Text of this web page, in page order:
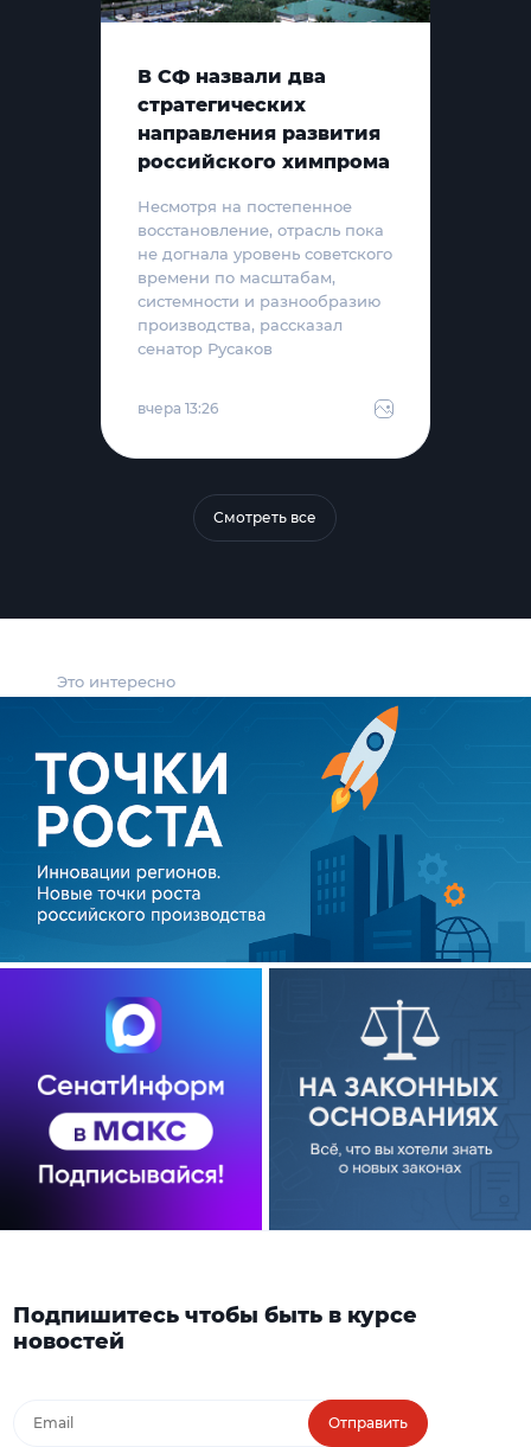
Это интересно
В СФ назвали два
стратегических
направления развития
российского химпрома
Несмотря на постепенное
восстановление, отрасль пока
не догнала уровень советского
времени по масштабам,
системности и разнообразию
производства, рассказал
сенатор Русаков
вчера 13:26
Смотреть все
Подпишитесь чтобы быть в курсе
новостей
Отправить